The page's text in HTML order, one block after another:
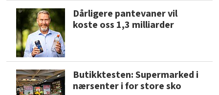
Dårligere pantevaner vil
koste oss 1,3 milliarder
Butikktesten: Supermarked i
nærsenter i for store sko